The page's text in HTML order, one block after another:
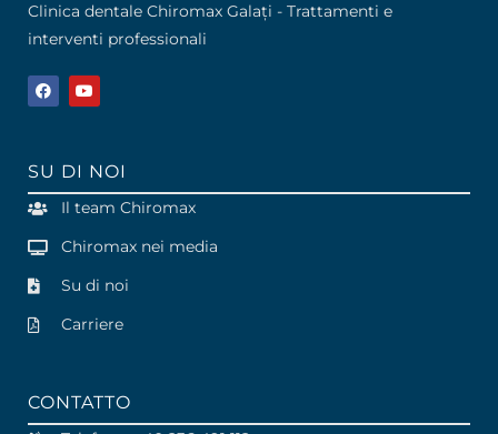
Clinica dentale Chiromax Galați - Trattamenti e
interventi professionali
SU DI NOI
Il team Chiromax
Chiromax nei media
Su di noi
Carriere
CONTATTO